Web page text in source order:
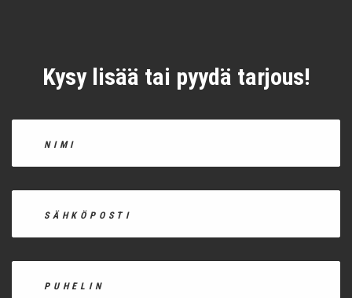
Kysy lisää tai pyydä tarjous!